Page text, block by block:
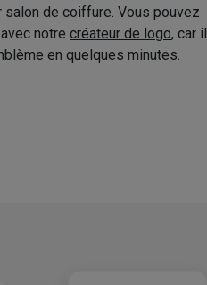
de coiffure. Vous pouvez
notre créateur de logo, car il
en quelques minutes.